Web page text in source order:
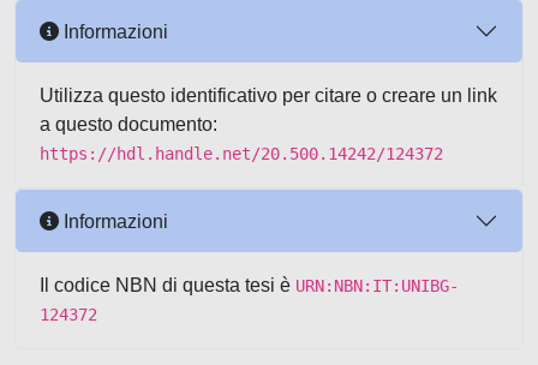
Informazioni
Utilizza questo identificativo per citare o creare un link
a questo documento:
https://hdl.handle.net/20.500.14242/124372
Informazioni
Il codice NBN di questa tesi è URN:NBN:IT:UNIBG-
124372